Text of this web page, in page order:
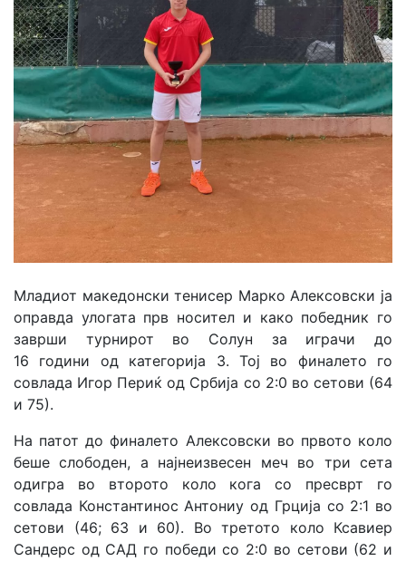
Младиот македонски тенисер Марко Алексовски ја
оправда улогата прв носител и како победник го
заврши турнирот во Солун за играчи до
16 години од категорија 3. Тој во финалето го
совлада Игор Периќ од Србија со 2:0 во сетови (64
и 75).
На патот до финалето Алексовски во првото коло
беше слободен, а најнеизвесен меч во три сета
одигра во второто коло кога со пресврт го
совлада Константинос Антониу од Грција со 2:1 во
сетови (46; 63 и 60). Во третото коло Ксавиер
Сандерс од САД го победи со 2:0 во сетови (62 и